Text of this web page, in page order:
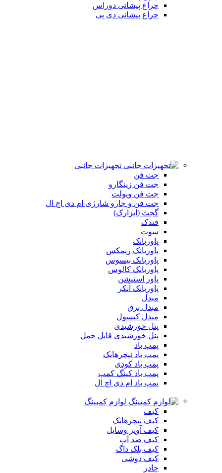
چراغ پیشانی دوراس
چراغ پیشانی دی پی
تجهیزات جانبی
جت فن
جت فن زینگارو
جت فن ویولت
جت فن و جارو شارژی ام دی اچ ال
گجت (ابزارک)
فندک
سوت
پاوربانک
پاوربانک ریمکس
پاوربانک بیسوس
پاوربانک کالوس
پاور استیشن
پاوربانک آنکر
مبدل
مبدل برق
مبدل کپسول
پنل خورشیدی
پنل خورشیدی قابل حمل
پمپ باد
پمپ باد نیچرهایک
پمپ باد کودی
پمپ باد کینگ کمپ
پمپ باد ام دی اچ ال
لوازم کمپینگ
کیف
کیف نیچرهایک
کیف آویز وسایل
کیف ضد آب
کیف بلک داگ
کیف دوشی
چادر